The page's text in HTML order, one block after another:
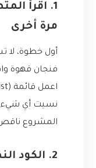
1. اقرأ
مرة أخرى
أول خطوة، لا
فنجان قهوة
نسيت أي شيء.
المشروع ناقص
2. الكود النظيف هو عنوانك